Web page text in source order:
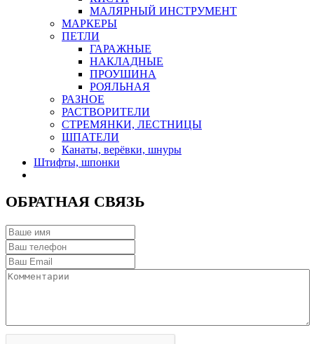
МАЛЯРНЫЙ ИНСТРУМЕНТ
МАРКЕРЫ
ПЕТЛИ
ГАРАЖНЫЕ
НАКЛАДНЫЕ
ПРОУШИНА
РОЯЛЬНАЯ
РАЗНОЕ
РАСТВОРИТЕЛИ
СТРЕМЯНКИ, ЛЕСТНИЦЫ
ШПАТЕЛИ
Канаты, верёвки, шнуры
Штифты, шпонки
ОБРАТНАЯ СВЯЗЬ